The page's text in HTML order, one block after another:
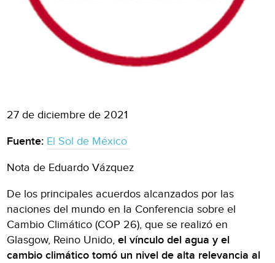
27 de diciembre de 2021
Fuente: El Sol de México
Nota de Eduardo Vázquez
De los principales acuerdos alcanzados por las
naciones del mundo en la Conferencia sobre el
Cambio Climático (COP 26), que se realizó en
Glasgow, Reino Unido, el vínculo del agua y el
cambio climático tomó un nivel de alta relevancia al